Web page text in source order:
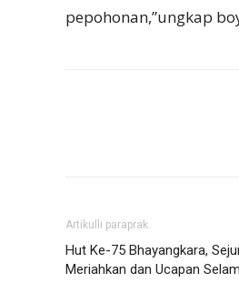
pepohonan,”ungkap
Artikulli paraprak
Hut Ke-75 Bhayangkara,
Meriahkan dan Ucapan